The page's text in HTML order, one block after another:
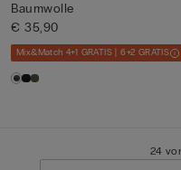
Baumwolle
€ 35,90
Mix&Match 4+1 GRATIS | 6+2 GRATIS
24